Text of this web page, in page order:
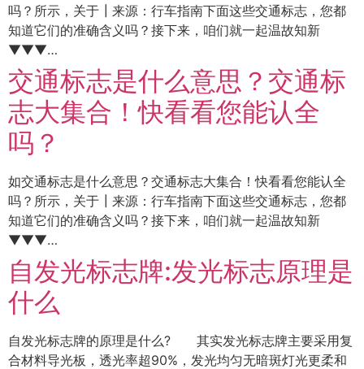
吗？所示，关于┃来源：行车指南下面这些交通标志，您都
知道它们的准确含义吗？接下来，咱们就一起温故知新
▼▼▼…
交通标志是什么意思？交通标
志大集合！快看看您能认全
吗？
如交通标志是什么意思？交通标志大集合！快看看您能认全
吗？所示，关于┃来源：行车指南下面这些交通标志，您都
知道它们的准确含义吗？接下来，咱们就一起温故知新
▼▼▼…
自发光标志牌:发光标志原理是
什么
自发光标志牌的原理是什么? 其实发光标志牌主要采用复
合材料导光板，透光率超90%，发光均匀无暗斑灯光更柔和